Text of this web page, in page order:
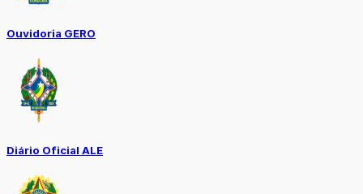
Ouvidoria GERO
Diário Oficial ALE